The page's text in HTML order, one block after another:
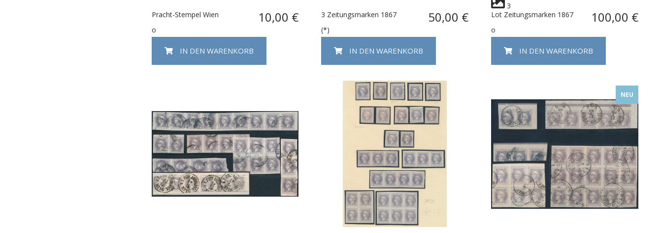
Pracht-Stempel Wien 10,00 €
o
IN DEN WARENKORB
3 Zeitungsmarken 1867 50,00 €
(*)
IN DEN WARENKORB
3
Lot Zeitungsmarken 1867
100,00 €
o
IN DEN WARENKORB
NEU